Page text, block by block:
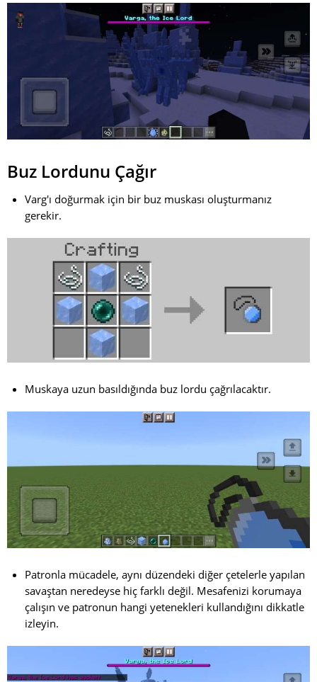
Buz Lordunu Çağır
Varg'ı doğurmak için bir buz muskası oluşturmanız
gerekir.
Muskaya uzun basıldığında buz lordu çağrılacaktır.
Patronla mücadele, aynı düzendeki diğer çetelerle yapılan
savaştan neredeyse hiç farklı değil. Mesafenizi korumaya
çalışın ve patronun hangi yetenekleri kullandığını dikkatle
izleyin.